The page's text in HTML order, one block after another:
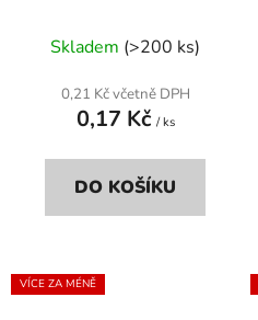
Skladem (>200 ks)
0,21 Kč včetně DPH
0,17 Kč / ks
DO KOŠÍKU
VÍCE ZA MÉNĚ